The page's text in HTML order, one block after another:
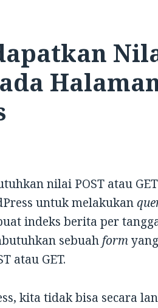
nilai POST atau
untuk melakukan
indeks berita per
sebuah form
atau GET.
kita tidak bisa secara